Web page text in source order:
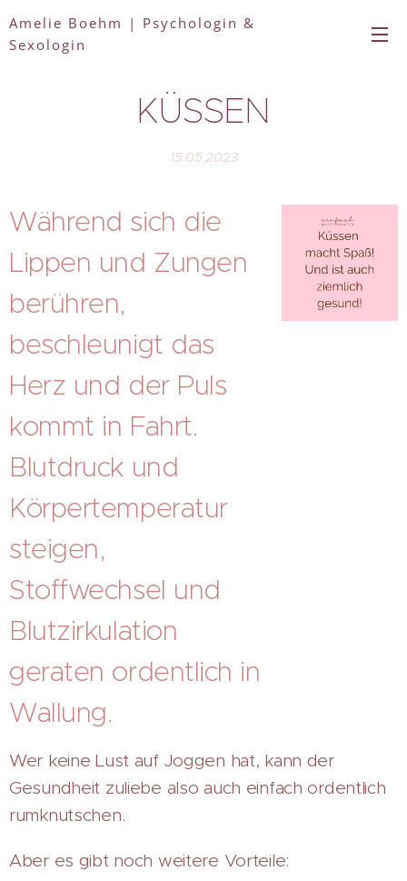
Amelie Boehm | Psychologin &
Sexologin
KÜSSEN
15.05.2023
Während sich die
Lippen und Zungen
berühren,
beschleunigt das
Herz und der Puls
kommt in Fahrt.
Blutdruck und
Körpertemperatur
steigen,
Stoffwechsel und
Blutzirkulation
geraten ordentlich in
Wallung.
Wer keine Lust auf Joggen hat, kann der
Gesundheit zuliebe also auch einfach ordentlich
rumknutschen.
Aber es gibt noch weitere Vorteile: